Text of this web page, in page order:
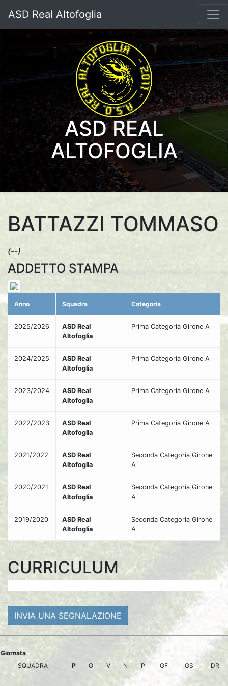
ASD Real Altofoglia
ASD REAL
ALTOFOGLIA
BATTAZZI TOMMASO
(--)
ADDETTO STAMPA
Anno Squadra Categoria
2025/2026
ASD Real
Altofoglia
Prima Categoria Girone A
2024/2025
ASD Real
Altofoglia
Prima Categoria Girone A
2023/2024
ASD Real
Altofoglia
Prima Categoria Girone A
2022/2023
ASD Real
Altofoglia
Prima Categoria Girone A
2021/2022
ASD Real
Altofoglia
Seconda Categoria Girone
A
2020/2021
ASD Real
Altofoglia
Seconda Categoria Girone
A
2019/2020
ASD Real
Altofoglia
Seconda Categoria Girone
A
CURRICULUM
INVIA UNA SEGNALAZIONE
Giornata
SQUADRA
P G V N P GF GS DR